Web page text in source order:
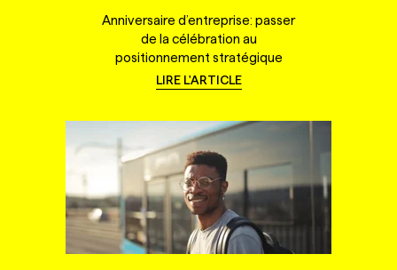
Anniversaire d’entreprise: passer
de la célébration au
positionnement stratégique
LIRE L'ARTICLE